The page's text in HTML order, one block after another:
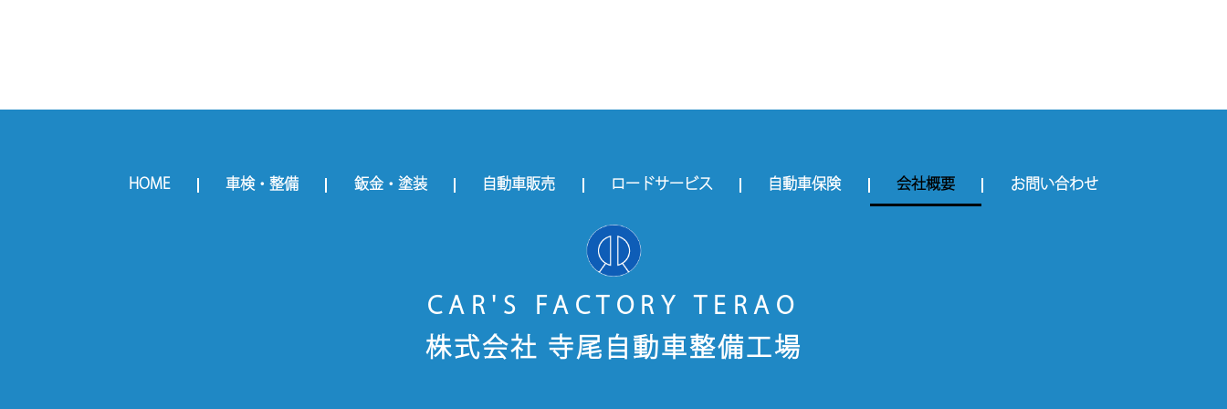
HOME 車検・整備 鈑金・塗装 自動車販売 ロードサービス 自動車保険 会社概要 お問い合わせ
CAR'S FACTORY TERAO
株式会社 寺尾自動車整備工場